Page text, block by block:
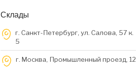
Склады
г. Санкт-Петербург, ул. Салова, 57 к.
5
г. Москва, Промышленный проезд, 12